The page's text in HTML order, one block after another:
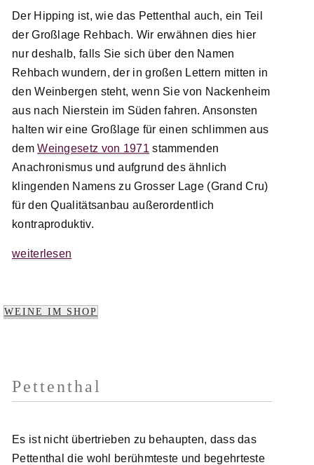
Der Hipping ist, wie das Pettenthal auch, ein Teil
der Großlage Rehbach. Wir erwähnen dies hier
nur deshalb, falls Sie sich über den Namen
Rehbach wundern, der in großen Lettern mitten in
den Weinbergen steht, wenn Sie von Nackenheim
aus nach Nierstein im Süden fahren. Ansonsten
halten wir eine Großlage für einen schlimmen aus
demWeingesetz von 1971 stammenden
Anachronismus und aufgrund des ähnlich
klingenden Namens zu Grosser Lage (Grand Cru)
für den Qualitätsanbau außerordentlich
kontraproduktiv.
weiterlesen
WEINE IM SHOP
Pettenthal
Es ist nicht übertrieben zu behaupten, dass das
Pettenthal die wohl berühmteste und begehrteste